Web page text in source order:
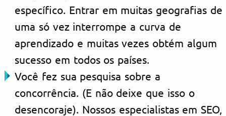
específico. Entrar em muitas geografias de
uma só vez interrompe a curva de
aprendizado e muitas vezes obtém algum
sucesso em todos os países.
Você fez sua pesquisa sobre a
concorrência. (E não deixe que isso o
desencoraje). Nossos especialistas em SEO,